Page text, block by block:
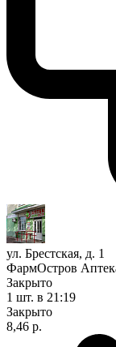
ул. Брестская, д. 1
ФармОстров
Закрыто
1 шт. в 21:19
Закрыто
8,46 р.